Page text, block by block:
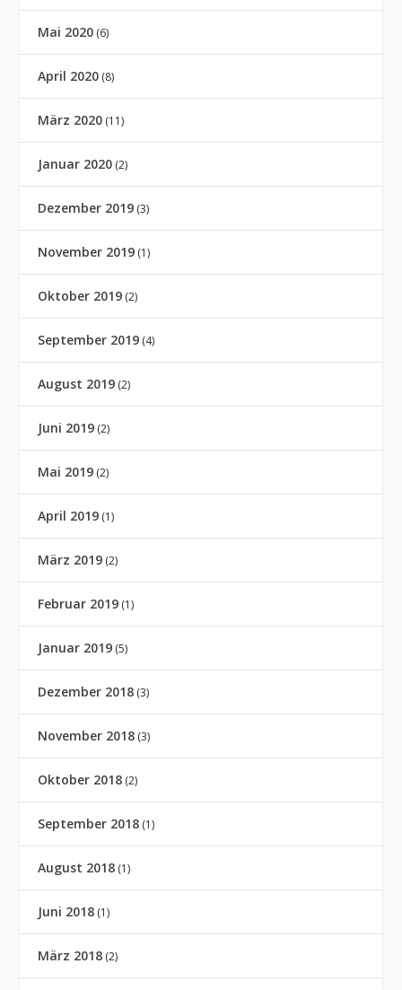
Mai 2020 (6)
April 2020 (8)
März 2020 (11)
Januar 2020 (2)
Dezember 2019 (3)
November 2019 (1)
Oktober 2019 (2)
September 2019 (4)
August 2019 (2)
Juni 2019 (2)
Mai 2019 (2)
April 2019 (1)
März 2019 (2)
Februar 2019 (1)
Januar 2019 (5)
Dezember 2018 (3)
November 2018 (3)
Oktober 2018 (2)
September 2018 (1)
August 2018 (1)
Juni 2018 (1)
März 2018 (2)